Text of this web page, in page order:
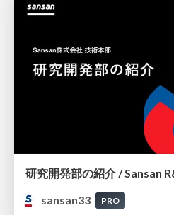
研究開発部の紹介 / Sansan
sansan33
PRO